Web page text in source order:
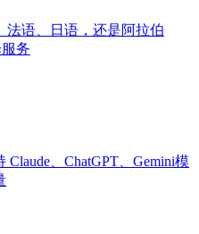
法语、日语，还是阿拉伯
务
、ChatGPT、Gemini模